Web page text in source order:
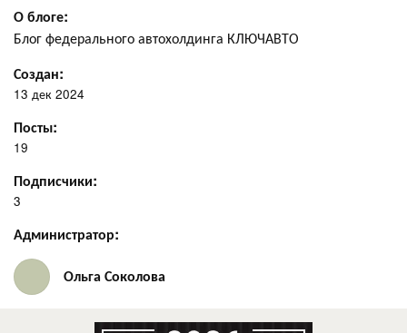
О блоге:
Блог федерального автохолдинга КЛЮЧАВТО
Создан:
13 дек 2024
Посты:
19
Подписчики:
3
Администратор:
Ольга Соколова